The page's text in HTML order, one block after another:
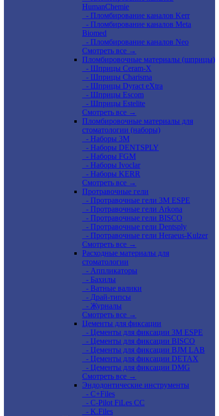
HumanChemie
- Пломбирование каналов Kerr
- Пломбирование каналов Meta
Biomed
- Пломбирование каналов Neo
Смотреть все →
Пломбировочные материалы (шприцы)
- Шприцы Ceram-X
- Шприцы Charisma
- Шприцы Dyract eXtra
- Шприцы Escom
- Шприцы Estelite
Смотреть все →
Пломбировочные материалы для
стоматологии (наборы)
- Наборы 3М
- Наборы DENTSPLY
- Наборы FGM
- Наборы Ivoclar
- Наборы KERR
Смотреть все →
Протравочные гели
- Протравочные гели 3М ESPE
- Протравочные гели Arkona
- Протравочные гели BISCO
- Протравочные гели Dentsply
- Протравочные гели Heraeus-Kulzer
Смотреть все →
Расходные материалы для
стоматологии
- Аппликаторы
- Бахилы
- Ватные валики
- Драй-типсы
- Журналы
Смотреть все →
Цементы для фиксации
- Цементы для фиксации 3M ESPE
- Цементы для фиксации BISCO
- Цементы для фиксации BJM LAB
- Цементы для фиксации DETAX
- Цементы для фиксации DMG
Смотреть все →
Эндодонтические инструменты
- C+Files
- C-Pilot FiLes CC
- K.Files